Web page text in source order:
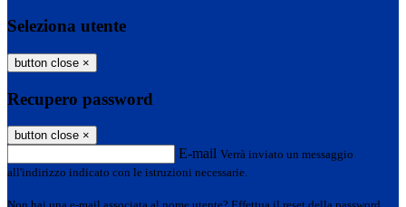
Seleziona utente
button close ×
Recupero password
button close ×
E-mail Verrà inviato un messaggio
all'indirizzo indicato con le istruzioni necessarie.